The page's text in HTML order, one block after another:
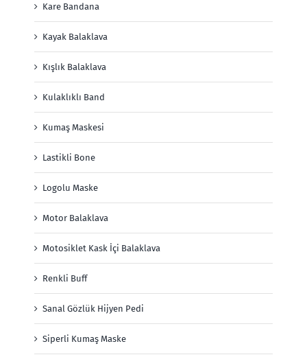
Kare Bandana
Kayak Balaklava
Kışlık Balaklava
Kulaklıklı Band
Kumaş Maskesi
Lastikli Bone
Logolu Maske
Motor Balaklava
Motosiklet Kask İçi Balaklava
Renkli Buff
Sanal Gözlük Hijyen Pedi
Siperli Kumaş Maske